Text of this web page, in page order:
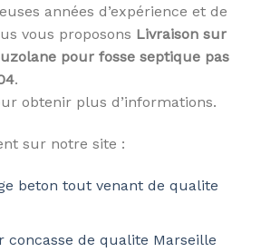
années d’expérience et de
vous proposons Livraison sur
pour fosse septique pas
.
obtenir plus d’informations.
sur notre site :
beton tout venant de qualite
concasse de qualite Marseille